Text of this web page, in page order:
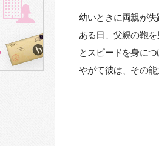
幼いときに両親が失
ある日、父親の鞄
とスピードを身につ
やがて彼は、その能